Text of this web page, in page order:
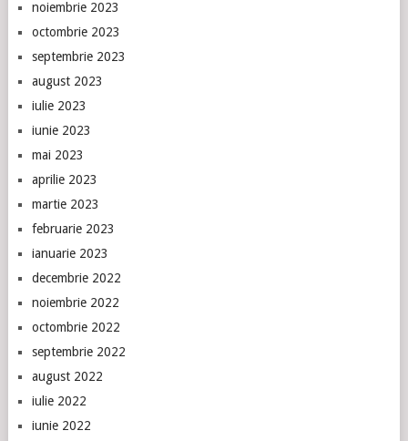
noiembrie 2023
octombrie 2023
septembrie 2023
august 2023
iulie 2023
iunie 2023
mai 2023
aprilie 2023
martie 2023
februarie 2023
ianuarie 2023
decembrie 2022
noiembrie 2022
octombrie 2022
septembrie 2022
august 2022
iulie 2022
iunie 2022